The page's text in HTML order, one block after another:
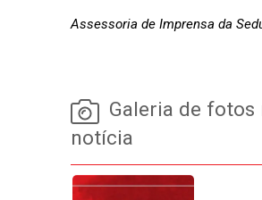
Assessoria de Imprensa da
Galeria de fotos
notícia